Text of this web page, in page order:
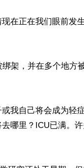
在正在我们眼前发
架，并在多个地方
我自己将会成为轻
哪里？ICU已满。